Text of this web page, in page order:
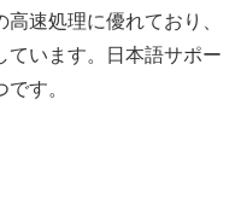
速処理に優れており、
ています。日本語サポー
す。